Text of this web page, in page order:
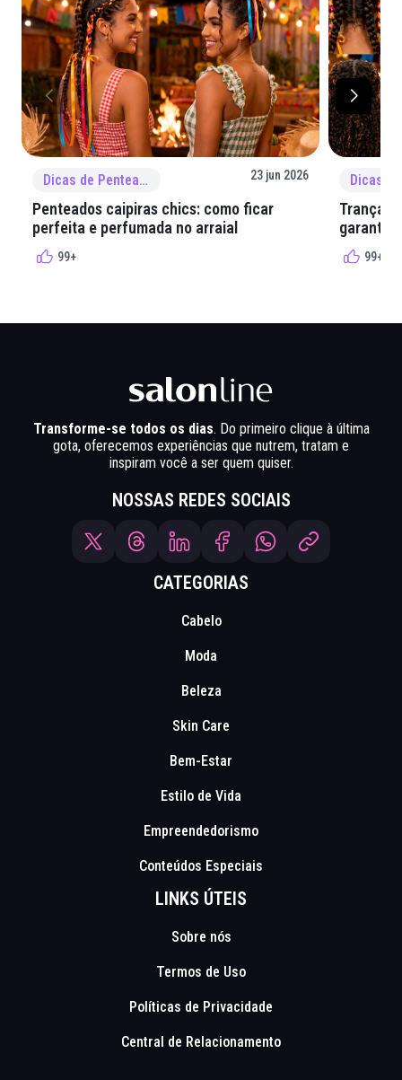
Dicas de Penteado 23 jun 2026
Penteados caipiras chics: como ficar
perfeita e perfumada no arraial
99+
Tranças
garantir
99+
Transforme-se todos os dias. Do primeiro clique à última
gota, oferecemos experiências que nutrem, tratam e
inspiram você a ser quem quiser.
NOSSAS REDES SOCIAIS
CATEGORIAS
Cabelo
Moda
Beleza
Skin Care
Bem-Estar
Estilo de Vida
Empreendedorismo
Conteúdos Especiais
LINKS ÚTEIS
Sobre nós
Termos de Uso
Políticas de Privacidade
Central de Relacionamento